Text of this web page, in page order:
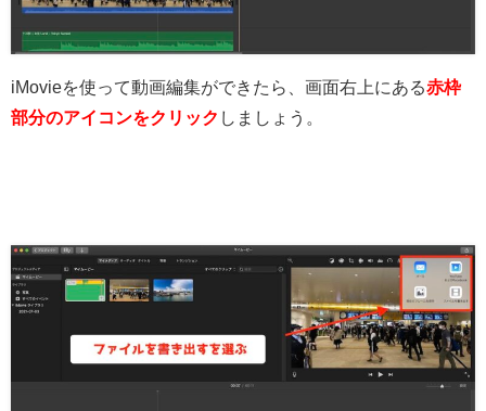
iMovieを使って動画編集ができたら、画面右上にある赤枠
部分のアイコンをクリック しましょう。